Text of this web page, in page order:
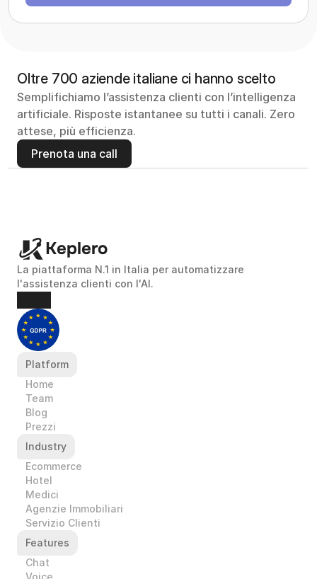
Oltre 700 aziende italiane ci hanno scelto
Semplifichiamo l’assistenza clienti con l’intelligenza
artificiale. Risposte istantanee su tutti i canali. Zero
attese, più efficienza.
Prenota una call
Keplero
La piattaforma N.1 in Italia per automatizzare
l'assistenza clienti con l'AI.
Platform
Home
Team
Blog
Prezzi
Industry
Ecommerce
Hotel
Medici
Agenzie Immobiliari
Servizio Clienti
Features
Chat
Voice